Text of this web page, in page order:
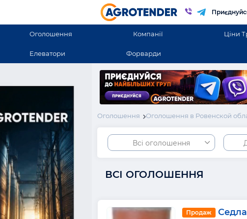
Оголошення Компанії Ціни
Елеватори Форварди
Оголошення Оголошення в Ровенской
Всі оголошення
ВСІ ОГОЛОШЕННЯ
Продаж